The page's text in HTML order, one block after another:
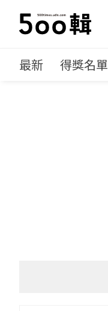
最新 得獎名單